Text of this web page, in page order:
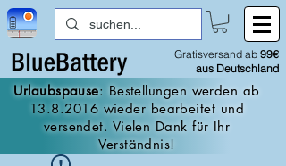
Gratisversand ab 99€
aus Deutschland
Urlaubspause: Bestellungen werden ab
13.8.2016 wieder bearbeitet und
versendet. Vielen Dank für Ihr
Verständnis!